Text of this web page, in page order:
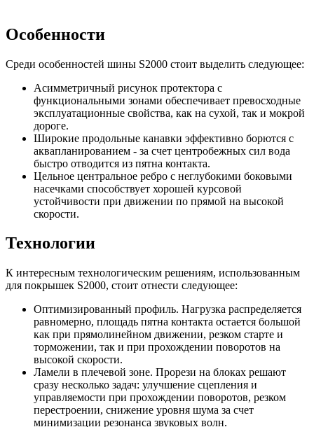
Особенности
Среди особенностей шины S2000 стоит выделить следующее:
Асимметричный рисунок протектора с
функциональными зонами обеспечивает превосходные
эксплуатационные свойства, как на сухой, так и мокрой
дороге.
Широкие продольные канавки эффективно борются с
аквапланированием - за счет центробежных сил вода
быстро отводится из пятна контакта.
Цельное центральное ребро с неглубокими боковыми
насечками способствует хорошей курсовой
устойчивости при движении по прямой на высокой
скорости.
Технологии
К интересным технологическим решениям, использованным
для покрышек S2000, стоит отнести следующее:
Оптимизированный профиль. Нагрузка распределяется
равномерно, площадь пятна контакта остается большой
как при прямолинейном движении, резком старте и
торможении, так и при прохождении поворотов на
высокой скорости.
Ламели в плечевой зоне. Прорези на блоках решают
сразу несколько задач: улучшение сцепления и
управляемости при прохождении поворотов, резком
перестроении, снижение уровня шума за счет
минимизации резонанса звуковых волн.